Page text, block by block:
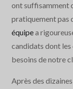
ont suffisamment
pratiquement pas
équipea
candidats dont
besoins de notre
Après des